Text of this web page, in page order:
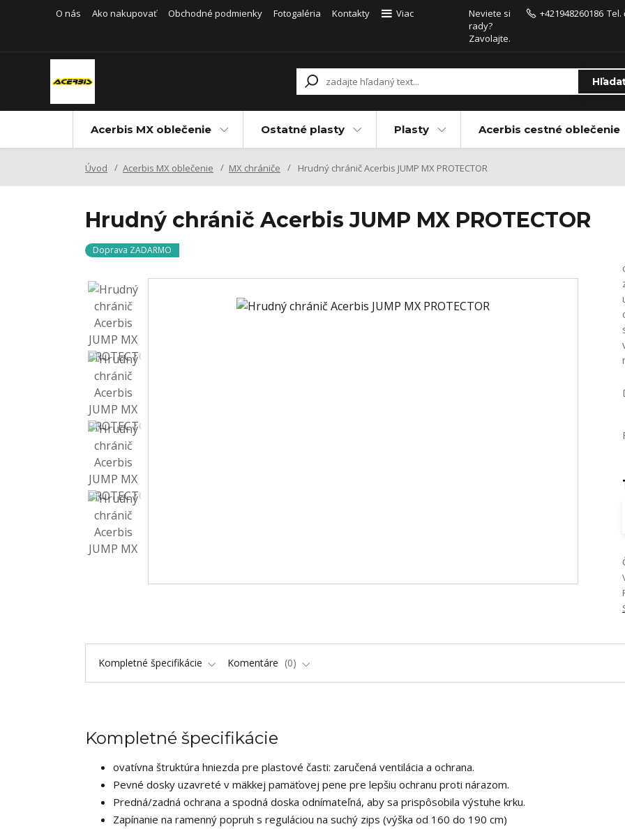
O nás Ako nakupovať Obchodné podmienky Fotogaléria Kontakty Viac
Neviete si
rady?
Zavolajte.
+421948260186 Tel.
Acerbis MX oblečenie Ostatné plasty Plasty Acerbis cestné oblečenie
Úvod Acerbis MX oblečenie MX chrániče Hrudný chránič Acerbis JUMP MX PROTECTOR
Hrudný chránič Acerbis JUMP MX PROTECTOR
Doprava ZADARMO
Kompletné špecifikácie Komentáre 0
Kompletné špecifikácie
ovatívna štruktúra hniezda pre plastové časti: zaručená ventilácia a ochrana.
Pevné dosky uzavreté v mäkkej pamäťovej pene pre lepšiu ochranu proti nárazom.
Predná/zadná ochrana a spodná doska odnímateľná, aby sa prispôsobila výstuhe krku.
Zapínanie na ramenný popruh s reguláciou na suchý zips (výška od 160 do 190 cm)